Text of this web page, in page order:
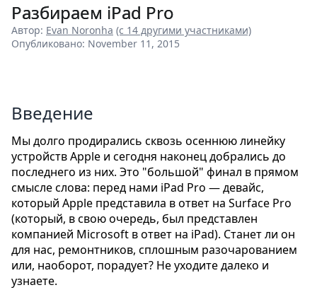
Разбираем iPad Pro
Автор: Evan Noronha (с 14 другими участниками)
Опубликовано: November 11, 2015
Введение
Мы дoлго продирались сквозь осеннюю линейку
устройств Apple и сегодня наконец добрались до
последнего из них. Это "большой" финал в прямом
смысле слова: перед нами iPad Pro — девайс,
который Apple представила в ответ на Surface Pro
(который, в свою очередь, был представлен
компанией Microsoft в ответ на iPad). Станет ли он
для нас, ремонтников, сплошным разочарованием
или, наоборот, порадует? Не уходите далеко и
узнаете.